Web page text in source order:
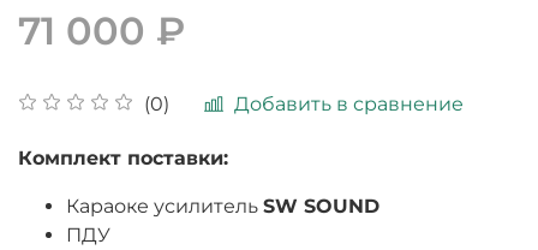
(0) Добавить в сравнение
71 000 ₽
Комплект поставки:
Караоке усилитель SW SOUND
ПДУ